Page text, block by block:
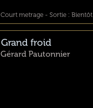
Court metrage - Sortie : Bientôt
Grand froid
Gérard Pautonnier